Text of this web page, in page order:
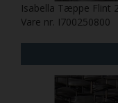
Isabella Tæppe Flint
Vare nr. I700250800